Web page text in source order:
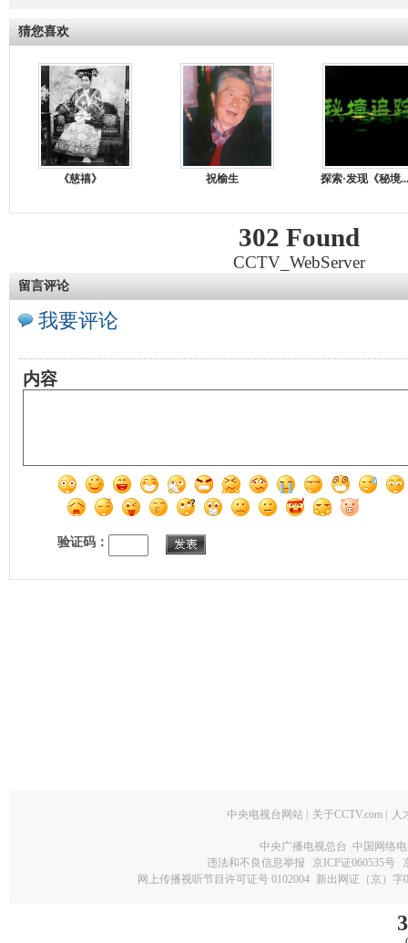
猜您喜欢
《慈禧》 祝榆生 探索·发现《秘境...
302 Found
CCTV_WebServer
留言评论
我要评论
内容
验证码：
中央电视台网站 关于CCTV.com 人
中央广播电视总台 中国网络
违法和不良信息举报
京ICP证060535号
网上传播视听节目许可证号 0102004 新出网证（京）